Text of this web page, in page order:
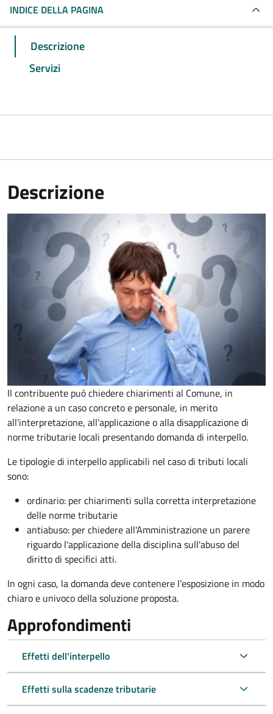
INDICE DELLA PAGINA
Descrizione
Servizi
Descrizione
Il contribuente può chiedere chiarimenti al Comune, in
relazione a un caso concreto e personale, in merito
all'interpretazione, all’applicazione o alla disapplicazione di
norme tributarie locali presentando domanda di interpello.
Le tipologie di interpello applicabili nel caso di tributi locali
sono:
ordinario: per chiarimenti sulla corretta interpretazione
delle norme tributarie
antiabuso: per chiedere all'Amministrazione un parere
riguardo l'applicazione della disciplina sull'abuso del
diritto di specifici atti.
In ogni caso, la domanda deve contenere l’esposizione in modo
chiaro e univoco della soluzione proposta.
Approfondimenti
Effetti dell'interpello
Effetti sulla scadenze tributarie